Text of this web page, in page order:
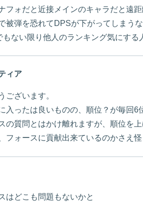
フォだと近接メインのキャラだと遠
被弾を恐れてDPSが下がってしまう
もない限り他人のランキング気にす
ィア
ございます。
入ったは良いものの、順位？が毎回
の質問とはかけ離れますが、順位を
フォースに貢献出来ているのかさえ
はどこも問題もないかと